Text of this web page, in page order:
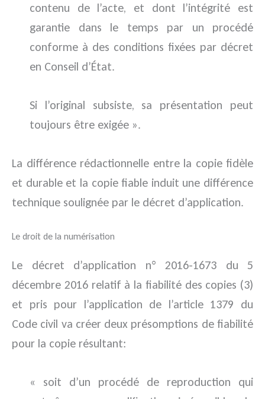
contenu de l’acte, et dont l’intégrité est
garantie dans le temps par un procédé
conforme à des conditions fixées par décret
en Conseil d’État.
Si l’original subsiste, sa présentation peut
toujours être exigée ».
La différence rédactionnelle entre la copie fidèle
et durable et la copie fiable induit une différence
technique soulignée par le décret d’application.
Le droit de la numérisation
Le décret d’application n° 2016-1673 du 5
décembre 2016 relatif à la fiabilité des copies (3)
et pris pour l’application de l’article 1379 du
Code civil va créer deux présomptions de fiabilité
pour la copie résultant:
« soit d’un procédé de reproduction qui